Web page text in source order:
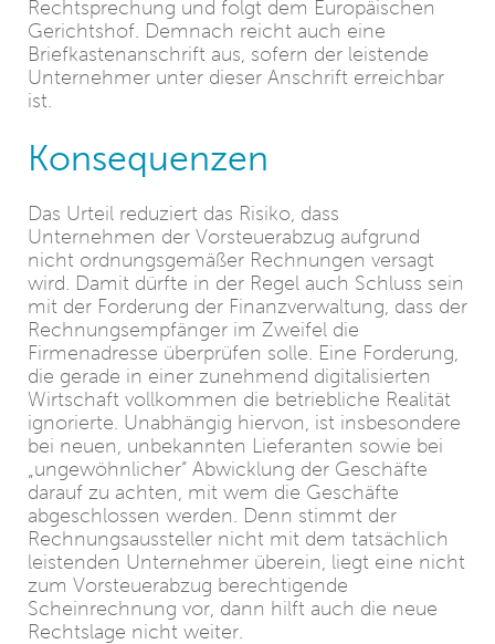
Rechtsprechung und folgt dem Europäischen
Gerichtshof. Demnach reicht auch eine
Briefkastenanschrift aus, sofern der leistende
Unternehmer unter dieser Anschrift erreichbar
ist.
Konsequenzen
Das Urteil reduziert das Risiko, dass
Unternehmen der Vorsteuerabzug aufgrund
nicht ordnungsgemäßer Rechnungen versagt
wird. Damit dürfte in der Regel auch Schluss sein
mit der Forderung der Finanzverwaltung, dass der
Rechnungsempfänger im Zweifel die
Firmenadresse überprüfen solle. Eine Forderung,
die gerade in einer zunehmend digitalisierten
Wirtschaft vollkommen die betriebliche Realität
ignorierte. Unabhängig hiervon, ist insbesondere
bei neuen, unbekannten Lieferanten sowie bei
„ungewöhnlicher“ Abwicklung der Geschäfte
darauf zu achten, mit wem die Geschäfte
abgeschlossen werden. Denn stimmt der
Rechnungsaussteller nicht mit dem tatsächlich
leistenden Unternehmer überein, liegt eine nicht
zum Vorsteuerabzug berechtigende
Scheinrechnung vor, dann hilft auch die neue
Rechtslage nicht weiter.